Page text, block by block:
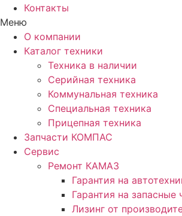
Контакты
Меню
О компании
Каталог техники
Техника в наличии
Серийная техника
Коммунальная техника
Специальная техника
Прицепная техника
Запчасти КОМПАС
Сервис
Ремонт КАМАЗ
Гарантия на
Гарантия на запасные
Лизинг от